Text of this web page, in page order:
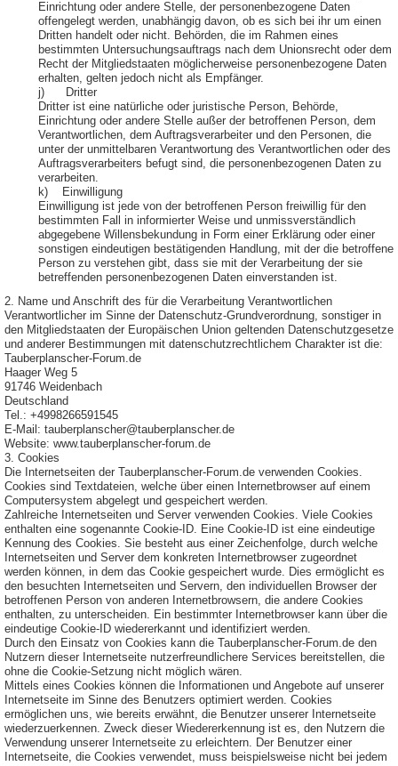
Einrichtung oder andere Stelle, der personenbezogene Daten
offengelegt werden, unabhängig davon, ob es sich bei ihr um einen
Dritten handelt oder nicht. Behörden, die im Rahmen eines
bestimmten Untersuchungsauftrags nach dem Unionsrecht oder dem
Recht der Mitgliedstaaten möglicherweise personenbezogene Daten
erhalten, gelten jedoch nicht als Empfänger.
j) Dritter
Dritter ist eine natürliche oder juristische Person, Behörde,
Einrichtung oder andere Stelle außer der betroffenen Person, dem
Verantwortlichen, dem Auftragsverarbeiter und den Personen, die
unter der unmittelbaren Verantwortung des Verantwortlichen oder des
Auftragsverarbeiters befugt sind, die personenbezogenen Daten zu
verarbeiten.
k) Einwilligung
Einwilligung ist jede von der betroffenen Person freiwillig für den
bestimmten Fall in informierter Weise und unmissverständlich
abgegebene Willensbekundung in Form einer Erklärung oder einer
sonstigen eindeutigen bestätigenden Handlung, mit der die betroffene
Person zu verstehen gibt, dass sie mit der Verarbeitung der sie
betreffenden personenbezogenen Daten einverstanden ist.
2. Name und Anschrift des für die Verarbeitung Verantwortlichen
Verantwortlicher im Sinne der Datenschutz-Grundverordnung, sonstiger in
den Mitgliedstaaten der Europäischen Union geltenden Datenschutzgesetze
und anderer Bestimmungen mit datenschutzrechtlichem Charakter ist die:
Tauberplanscher-Forum.de
Haager Weg 5
91746 Weidenbach
Deutschland
Tel.: +4998266591545
E-Mail: tauberplanscher@tauberplanscher.de
Website: www.tauberplanscher-forum.de
3. Cookies
Die Internetseiten der Tauberplanscher-Forum.de verwenden Cookies.
Cookies sind Textdateien, welche über einen Internetbrowser auf einem
Computersystem abgelegt und gespeichert werden.
Zahlreiche Internetseiten und Server verwenden Cookies. Viele Cookies
enthalten eine sogenannte Cookie-ID. Eine Cookie-ID ist eine eindeutige
Kennung des Cookies. Sie besteht aus einer Zeichenfolge, durch welche
Internetseiten und Server dem konkreten Internetbrowser zugeordnet
werden können, in dem das Cookie gespeichert wurde. Dies ermöglicht es
den besuchten Internetseiten und Servern, den individuellen Browser der
betroffenen Person von anderen Internetbrowsern, die andere Cookies
enthalten, zu unterscheiden. Ein bestimmter Internetbrowser kann über die
eindeutige Cookie-ID wiedererkannt und identifiziert werden.
Durch den Einsatz von Cookies kann die Tauberplanscher-Forum.de den
Nutzern dieser Internetseite nutzerfreundlichere Services bereitstellen, die
ohne die Cookie-Setzung nicht möglich wären.
Mittels eines Cookies können die Informationen und Angebote auf unserer
Internetseite im Sinne des Benutzers optimiert werden. Cookies
ermöglichen uns, wie bereits erwähnt, die Benutzer unserer Internetseite
wiederzuerkennen. Zweck dieser Wiedererkennung ist es, den Nutzern die
Verwendung unserer Internetseite zu erleichtern. Der Benutzer einer
Internetseite, die Cookies verwendet, muss beispielsweise nicht bei jedem